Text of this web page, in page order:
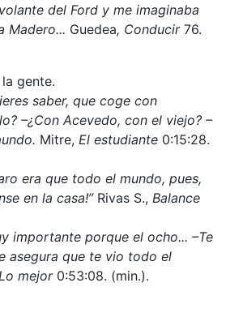
del Ford y me imaginaba
Madero... Guedea, Conducir76.
gente.
saber, que coge con
–¿Con Acevedo, con el viejo? –
Mitre, El estudiante 0:15:28.
era que todo el mundo, pues,
en la casa!”Rivas S., Balance
importante porque el ocho... –Te
asegura que te vio todo el
Lo mejor 0:53:08. (min.).